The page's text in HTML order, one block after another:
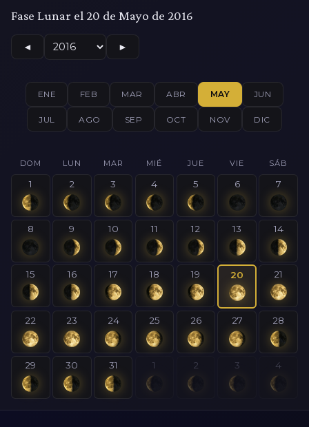
Fase Lunar el 20 de Mayo de 2016
◄ ►
ENE FEB MAR ABR MAY JUN
JUL AGO SEP OCT NOV DIC
DOM LUN MAR MIÉ JUE VIE SÁB
1 2 3 4 5 6 7
8 9 10 11 12 13 14
15 16 17 18 19 20 21
22 23 24 25 26 27 28
29 30 31 1 2 3 4